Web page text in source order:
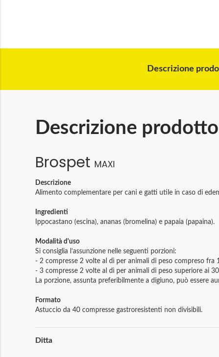
Descrizione
Descrizione prodotto
Brospet MAXI
Descrizione
Alimento complementare per cani e gatti utile in caso di
Ingredienti
Ippocastano (escina), ananas (bromelina) e papaia (papaina).
Modalità d'uso
Si consiglia l’assunzione nelle seguenti porzioni:
- 2 compresse 2 volte al dì per animali di peso compreso fra
- 3 compresse 2 volte al dì per animali di peso superiore ai
La porzione, assunta preferibilmente a digiuno, può essere
Formato
Astuccio da 40 compresse gastroresistenti non divisibili.
Informazioni
Ditta